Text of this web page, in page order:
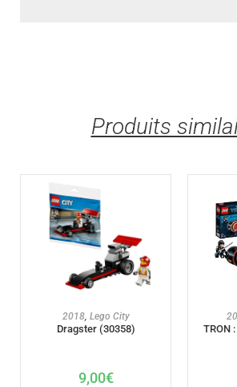
Produits
AJOUTER AU PANIER
2018, Lego City
Dragster (30358)
9,00€
TRON